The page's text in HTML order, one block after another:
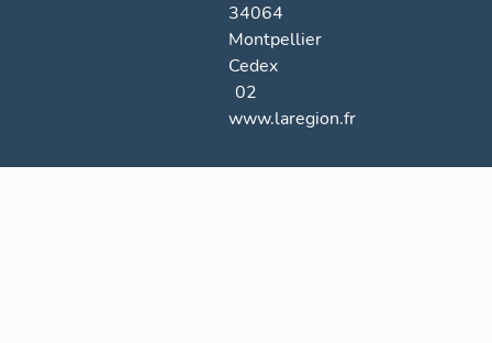
34064
Montpellier
Cedex
02
www.laregion.fr